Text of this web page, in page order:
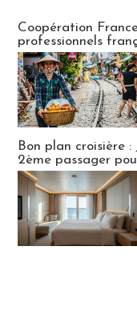
Coopération
professionnels
Bon plan croisière
2ème passager